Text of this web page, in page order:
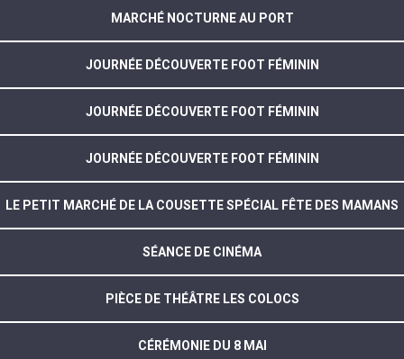
MARCHÉ NOCTURNE AU PORT
JOURNÉE DÉCOUVERTE FOOT FÉMININ
JOURNÉE DÉCOUVERTE FOOT FÉMININ
JOURNÉE DÉCOUVERTE FOOT FÉMININ
LE PETIT MARCHÉ DE LA COUSETTE SPÉCIAL FÊTE DES MAMANS
SÉANCE DE CINÉMA
PIÈCE DE THÉÂTRE LES COLOCS
CÉRÉMONIE DU 8 MAI